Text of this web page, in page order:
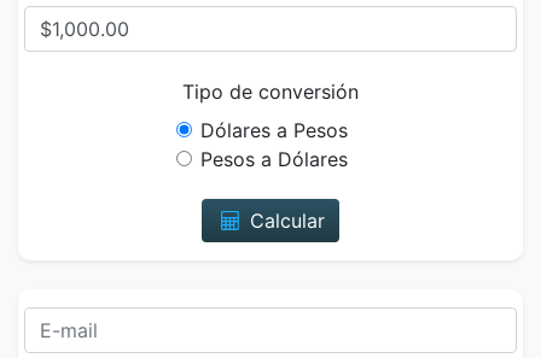
Tipo de conversión
Dólares a Pesos
Pesos a Dólares
Calcular